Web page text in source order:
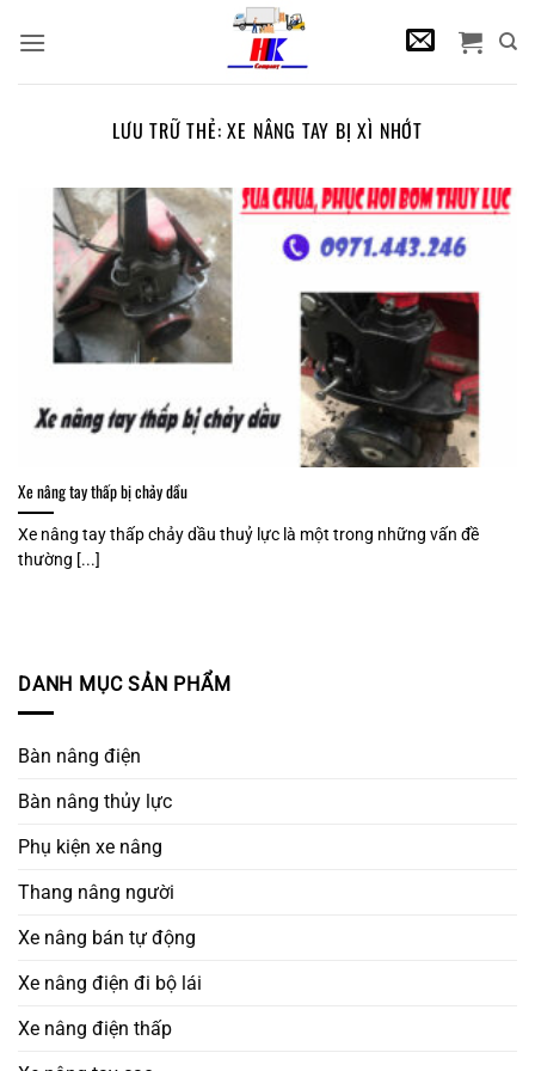
qua
LƯU TRỮ THẺ:XE NÂNG TAY BỊ XÌ NHỚT
DANH MỤC SẢN PHẨM
Bàn nâng điện
Bàn nâng thủy lực
Phụ kiện xe nâng
Thang nâng người
Xe nâng bán tự động
Xe nâng điện đi bộ lái
Xe nâng điện thấp
Xe nâng tay thấp bị chảy dầu
Xe nâng tay thấp chảy dầu thuỷ lực là một trong những vấn đề
thường [...]